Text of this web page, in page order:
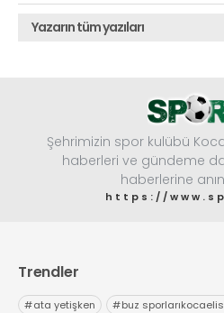
Yazarın tüm yazıları
Şehrimizin spor kulübü
haberleri ve gündeme
haberlerine
https://
Trendler
#ata yetişken #buz